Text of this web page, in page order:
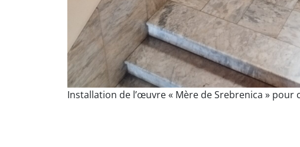
Installation de l’œuvre « Mère de Srebrenica »